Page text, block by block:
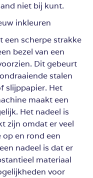
niet bij kunt.
inkleuren
een scherpe strakke
bezel van een
Dit gebeurt
stalen
slijppapier. Het
maakt een
Het nadeel is
zijn omdat er veel
en rond een
nadeel is dat er
materiaal
voor